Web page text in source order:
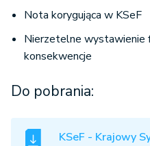
Nota korygująca w KSeF
Nierzetelne wystawienie
konsekwencje
Do pobrania:
KSeF - Krajowy